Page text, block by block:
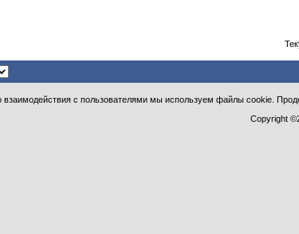
взаимодействия с пользователями мы используем файлы cookie.
Copyright